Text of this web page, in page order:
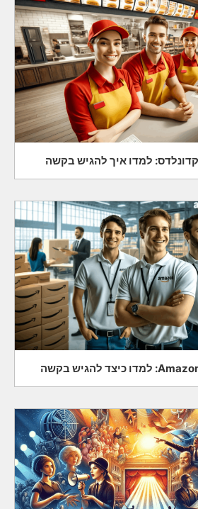
למדו איך להגיש בקשה